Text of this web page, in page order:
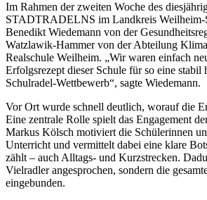
Im Rahmen der zweiten Woche des
STADTRADELNS im Landkreis Weilheim-
Benedikt Wiedemann von der
Watzlawik-Hammer von der Abteilung
Realschule Weilheim. „Wir waren einfach
Erfolgsrezept dieser Schule für so eine stabil
Schulradel-Wettbewerb“, sagte Wiedemann.
Vor Ort wurde schnell deutlich, worauf die
Eine zentrale Rolle spielt das Engagement
Markus Kölsch motiviert die Schülerinnen
Unterricht und vermittelt dabei eine klare
zählt – auch Alltags- und Kurzstrecken.
Vielradler angesprochen, sondern die
eingebunden.